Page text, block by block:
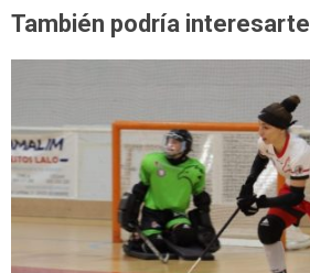
También podría interesarte